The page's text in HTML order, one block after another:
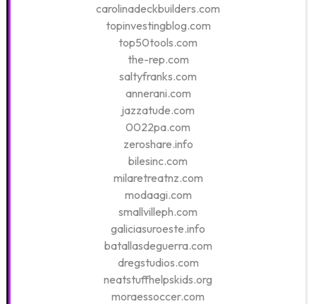
carolinadeckbuilders.com
topinvestingblog.com
top50tools.com
the-rep.com
saltyfranks.com
annerani.com
jazzatude.com
0022pa.com
zeroshare.info
bilesinc.com
milaretreatnz.com
modaagi.com
smallvilleph.com
galiciasuroeste.info
batallasdeguerra.com
dregstudios.com
neatstuffhelpskids.org
moraessoccer.com